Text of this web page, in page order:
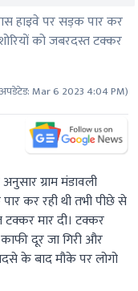
हाइवे पर सड़क पार कर
को जबरदस्त टक्कर
Mar 6 2023 4:04 PM)
ग्राम मंडावली
कर रही थी तभी पीछे से
टक्कर मार दी। टक्कर
दूर जा गिरी और
के बाद मौके पर लोगो